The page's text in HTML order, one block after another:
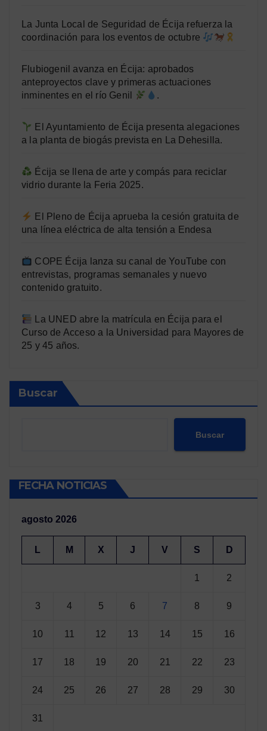
La Junta Local de Seguridad de Écija refuerza la
coordinación para los eventos de octubre
Flubiogenil avanza en Écija: aprobados
anteproyectos clave y primeras actuaciones
inminentes en el río Genil
.
El Ayuntamiento de Écija presenta alegaciones
a la planta de biogás prevista en La Dehesilla.
Écija se llena de arte y compás para reciclar
vidrio durante la Feria 2025.
El Pleno de Écija aprueba la cesión gratuita de
una línea eléctrica de alta tensión a Endesa
COPE Écija lanza su canal de YouTube con
entrevistas, programas semanales y nuevo
contenido gratuito.
La UNED abre la matrícula en Écija para el
Curso de Acceso a la Universidad para Mayores de
25 y 45 años.
Buscar
Buscar
FECHA NOTICIAS
agosto 2026
L M X J V S D
1 2
3 4 5 6 7 8 9
10 11 12 13 14 15 16
17 18 19 20 21 22 23
24 25 26 27 28 29 30
31